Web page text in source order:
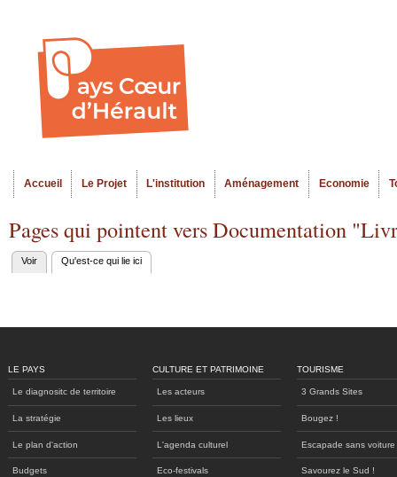
Menu principal
Accueil Le Projet L'institution Aménagement Economie
Pages qui pointent vers Documentation
Onglets
Voir Qu'est-ce qui lie ici
LE PAYS
Le diagnositc de territoire
La stratégie
Le plan d'action
Budgets
CULTURE ET PATRIMOINE
Les acteurs
Les lieux
L'agenda culturel
Eco-festivals
TOURISME
3 Grands Sites
Bougez !
Escapade sans voiture
Savourez le Sud !